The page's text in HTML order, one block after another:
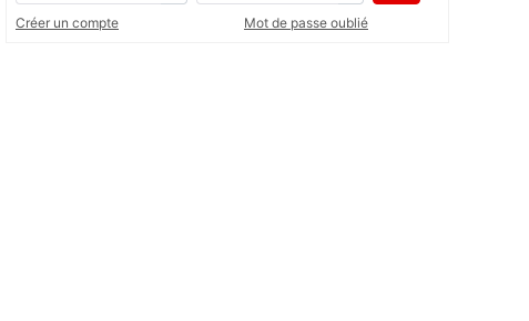
Créer un compte
Mot de passe oublié